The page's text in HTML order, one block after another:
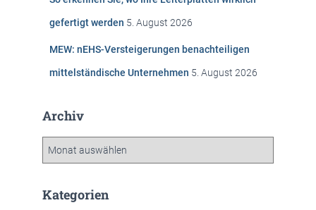
gefertigt werden 5. August 2026
MEW: nEHS-Versteigerungen benachteiligen
mittelständische Unternehmen 5. August 2026
Archiv
h
Kategorien